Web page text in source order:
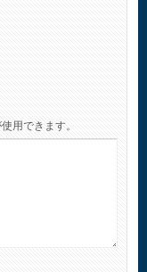
用できます。